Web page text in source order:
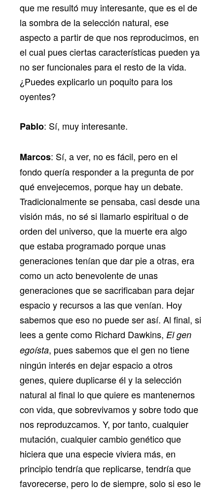
que me resultó muy interesante, que es el de
la sombra de la selección natural, ese
aspecto a partir de que nos reproducimos, en
el cual pues ciertas características pueden ya
no ser funcionales para el resto de la vida.
¿Puedes explicarlo un poquito para los
oyentes?
Pablo: Sí, muy interesante.
Marcos: Sí, a ver, no es fácil, pero en el
fondo quería responder a la pregunta de por
qué envejecemos, porque hay un debate.
Tradicionalmente se pensaba, casi desde una
visión más, no sé si llamarlo espiritual o de
orden del universo, que la muerte era algo
que estaba programado porque unas
generaciones tenían que dar pie a otras, era
como un acto benevolente de unas
generaciones que se sacrificaban para dejar
espacio y recursos a las que venían. Hoy
sabemos que eso no puede ser así. Al final, si
lees a gente como Richard Dawkins, El gen
egoísta, pues sabemos que el gen no tiene
ningún interés en dejar espacio a otros
genes, quiere duplicarse él y la selección
natural al final lo que quiere es mantenernos
con vida, que sobrevivamos y sobre todo que
nos reproduzcamos. Y, por tanto, cualquier
mutación, cualquier cambio genético que
hiciera que una especie viviera más, en
principio tendría que replicarse, tendría que
favorecerse, pero lo de siempre, solo si eso le